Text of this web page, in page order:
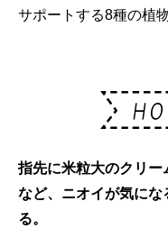
サポートする8種の植
指先に米粒大のクリ
など、ニオイが気に
る。